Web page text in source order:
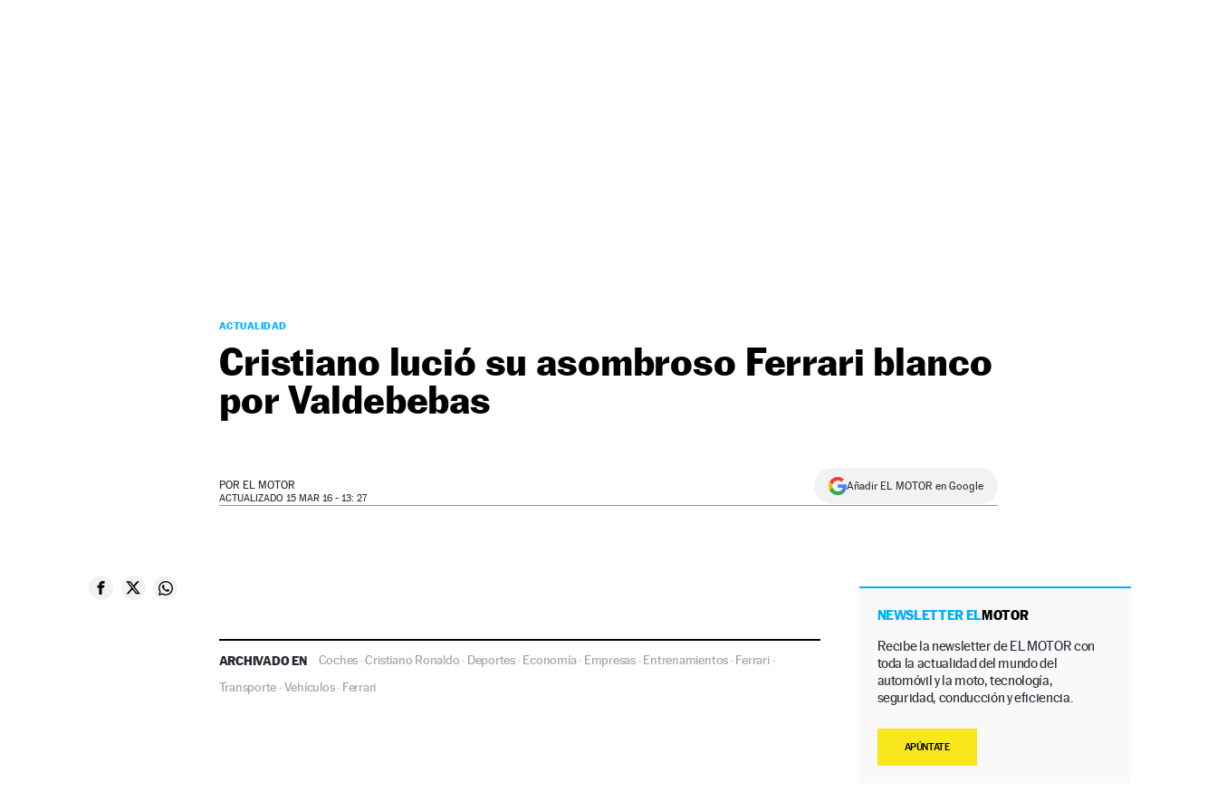
ACTUALIDAD
Cristiano lució su asombroso Ferrari blanco
por Valdebebas
POR EL MOTOR
ACTUALIZADO 15 MAR 16 - 13: 27
Añadir EL MOTOR en Google
ARCHIVADO EN Coches ·Cristiano Ronaldo · Deportes ·Economía· Empresas ·Entrenamientos ·Ferrari·
Transporte ·Vehículos· Ferrari
NEWSLETTER ELMOTOR
Recibe la newsletter de EL MOTOR con
toda la actualidad del mundo del
automóvil y la moto, tecnología,
seguridad, conducción y eficiencia.
APÚNTATE